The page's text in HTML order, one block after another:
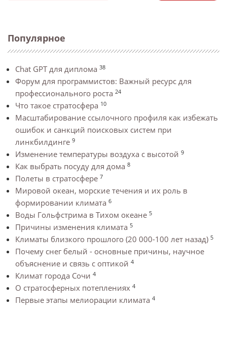
Популярное
Chat GPT для диплома 38
Форум для программистов: Важный ресурс для
профессионального роста 24
Что такое стратосфера 10
Масштабирование ссылочного профиля как избежать
ошибок и санкций поисковых систем при
линкбилдинге 9
Изменение температуры воздуха с высотой 9
Как выбрать посуду для дома 8
Полеты в стратосфере 7
Мировой океан, морские течения и их роль в
формировании климата 6
Воды Гольфстрима в Тихом океане 5
Причины изменения климата 5
Климаты близкого прошлого (20 000-100 лет назад) 5
Почему снег белый - основные причины, научное
объяснение и связь с оптикой 4
Климат города Сочи 4
О стратосферных потеплениях 4
Первые этапы мелиорации климата 4